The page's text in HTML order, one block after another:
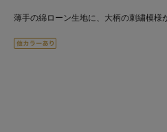
薄手の綿ローン生地に、大柄の刺繍模様